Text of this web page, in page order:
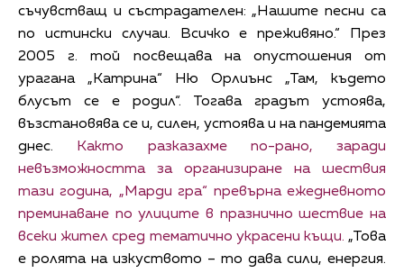
съчувстващ и състрадателен: „Нашите песни са
по истински случаи. Всичко е преживяно.“ През
2005 г. той посвещава на опустошения от
урагана „Катрина“ Ню Орлиънс „Там, където
блусът се е родил“. Тогава градът устоява,
възстановява се и, силен, устоява и на пандемията
днес.
Както разказахме по-рано, заради
невъзможността за организиране на шествия
тази година, „Марди гра“ превърна ежедневното
преминаване по улиците в празнично шествие на
всеки жител сред тематично украсени къщи. „Това
е ролята на изкуството – то дава сили, енергия.